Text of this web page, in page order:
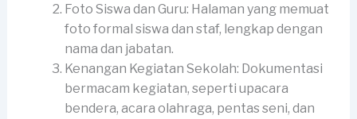
Foto Siswa dan Guru: Halaman yang memuat
foto formal siswa dan staf, lengkap dengan
nama dan jabatan.
Kenangan Kegiatan Sekolah: Dokumentasi
bermacam kegiatan, seperti upacara
bendera, acara olahraga, pentas seni, dan